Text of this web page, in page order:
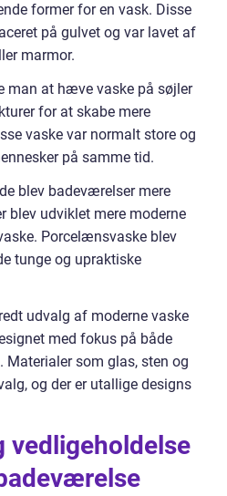
former for en vask. Disse
på gulvet og var lavet af
marmor.
man at hæve vaske på søjler
for at skabe mere
vaske var normalt store og
på samme tid.
blev badeværelser mere
blev udviklet mere moderne
Porcelænsvaske blev
tunge og upraktiske
udvalg af moderne vaske
med fokus på både
som glas, sten og
og der er utallige designs
vedligeholdelse